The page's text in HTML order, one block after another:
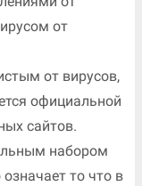
от
от вирусов,
официальной
сайтов.
набором
то что в